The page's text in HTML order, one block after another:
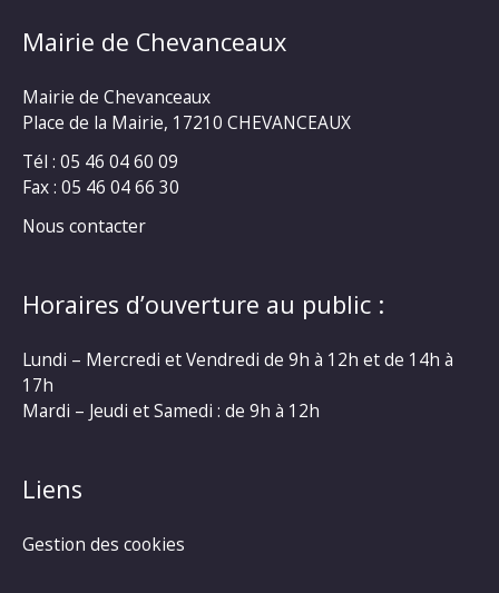
Mairie de Chevanceaux
Mairie de Chevanceaux
Place de la Mairie, 17210 CHEVANCEAUX
Tél : 05 46 04 60 09
Fax : 05 46 04 66 30
Nous contacter
Horaires d’ouverture au public :
Lundi – Mercredi et Vendredi de 9h à 12h et de 14h à
17h
Mardi – Jeudi et Samedi : de 9h à 12h
Liens
Gestion des cookies